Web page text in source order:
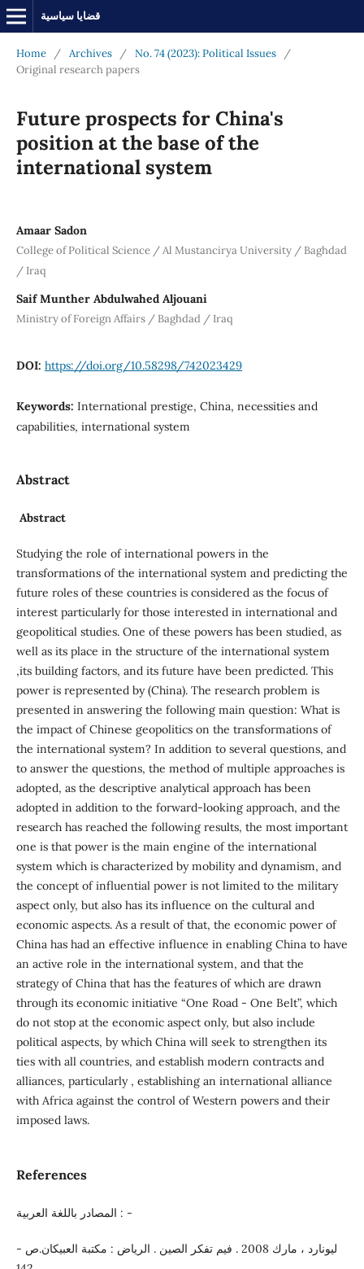
قضايا سياسية
Home / Archives / No. 74 (2023): Political Issues
/
Original research papers
Future prospects for China's
position at the base of the
international system
Amaar Sadon
College of Political Science / Al Mustancirya University / Baghdad
/ Iraq
Saif Munther Abdulwahed Aljouani
Ministry of Foreign Affairs / Baghdad / Iraq
DOI: https://doi.org/10.58298/742023429
Keywords: International prestige, China, necessities and
capabilities, international system
Abstract
Abstract
Studying the role of international powers in the
transformations of the international system and predicting the
future roles of these countries is considered as the focus of
interest particularly for those interested in international and
geopolitical studies. One of these powers has been studied, as
well as its place in the structure of the international system
,its building factors, and its future have been predicted. This
power is represented by (China). The research problem is
presented in answering the following main question: What is
the impact of Chinese geopolitics on the transformations of
the international system? In addition to several questions, and
to answer the questions, the method of multiple approaches is
adopted, as the descriptive analytical approach has been
adopted in addition to the forward-looking approach, and the
research has reached the following results, the most important
one is that power is the main engine of the international
system which is characterized by mobility and dynamism, and
the concept of influential power is not limited to the military
aspect only, but also has its influence on the cultural and
economic aspects. As a result of that, the economic power of
China has had an effective influence in enabling China to have
an active role in the international system, and that the
strategy of China that has the features of which are drawn
through its economic initiative “One Road - One Belt”, which
do not stop at the economic aspect only, but also include
political aspects, by which China will seek to strengthen its
ties with all countries, and establish modern contracts and
alliances, particularly , establishing an international alliance
with Africa against the control of Western powers and their
imposed laws.
References
المصادر باللغة العربية : -
- ليونارد ، مارك 2008 . فيم تفكر الصين . الرياض : مكتبة العبيكان.ص